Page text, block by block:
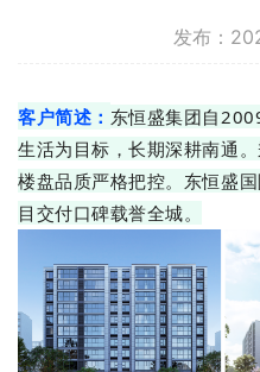
发布：
客户简述： 东恒盛集团自
生活为目标，长期深耕南通
楼盘品质严格把控。东恒盛
目交付口碑载誉全城。